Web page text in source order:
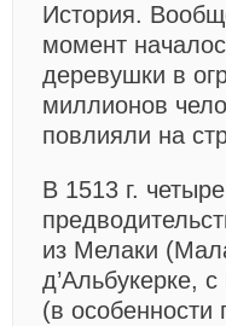
История.
момент
деревушки в
миллионов
повлияли на
В 1513 г.
из Мелаки
д’Альбукерке,
(в особенности